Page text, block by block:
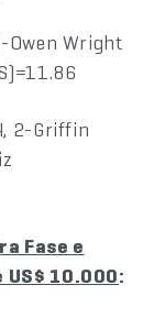
Owen Wright
2-Griffin
Fase e
10.000: